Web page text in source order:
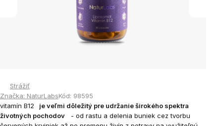
Strážiť
Značka: NaturLabsKód: 98595
vitamín B12
je veľmi dôležitý pre udržanie širokého spektra
životných pochodov
- od rastu a delenia buniek cez tvorbu